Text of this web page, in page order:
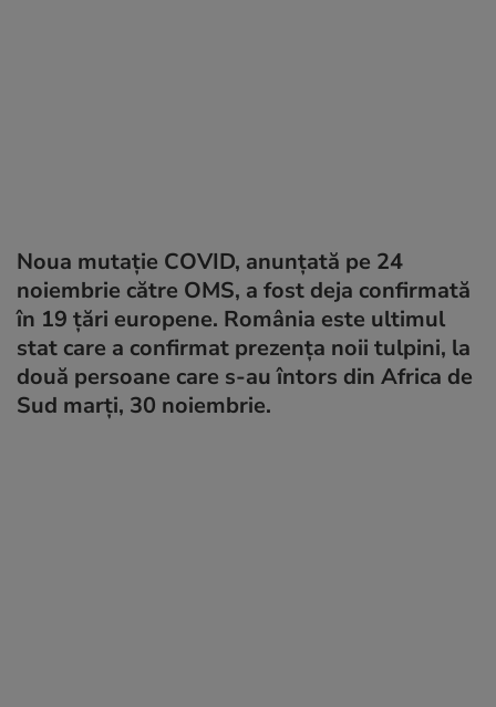
Noua mutație COVID, anunțată pe 24
noiembrie către OMS, a fost deja confirmată
în 19 țări europene. România este ultimul
stat care a confirmat prezența noii tulpini, la
două persoane care s-au întors din Africa de
Sud marți, 30 noiembrie.